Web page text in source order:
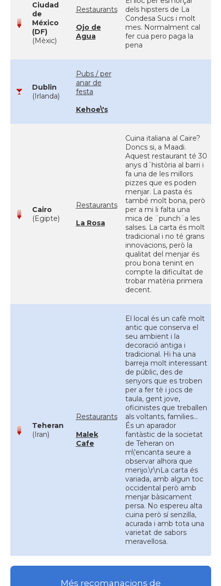
Ciudad
de
México
(DF)
(Mèxic)
Restaurants
Ojo de
Agua
dels hipsters de La
Condesa Sucs i molt
mes. Normalment cal
fer cua pero paga la
pena
Dublin
(Irlanda)
Pubs / per
anar de
festa
Kehoe\'s
Cairo
(Egipte)
Restaurants
La Rosa
Cuina italiana al Caire?
Doncs si, a Maadi.
Aquest restaurant té 30
anys d´història al barri i
fa una de les millors
pizzes que es poden
menjar. La pasta és
també molt bona, però
per a mi li falta una
mica de ¨punch¨a les
salses. La carta és molt
tradicional i no té grans
innovacions, però la
qualitat del menjar és
prou bona tenint en
compte la dificultat de
trobar matèria primera
decent.
Teheran
(Iran)
Restaurants
Malek
Cafe
El local és un cafè molt
antic que conserva el
seu ambient i la
decoració antiga i
tradicional. Hi ha una
barreja molt interessant
de públic, des de
senyors que es troben
per a fer tè i jocs de
taula, gent jove,
oficinistes que treballen
als voltants, families...
És un aparador
fantàstic de la societat
de Teheran on
m\'encanta seure a
observar alhora que
menjo.\r\nLa carta és
variada, amb algun toc
occidental però amb
menjar bàsicament
persa. No espereu alta
cuina però sí senzilla,
acurada i amb tota una
varietat de sabors
meravellosa.
Més recomanacions de